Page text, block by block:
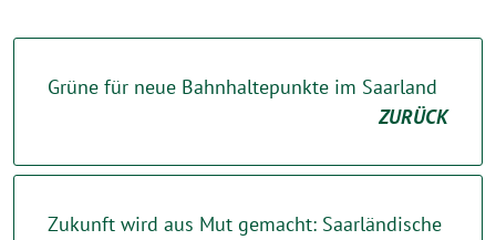
Grüne für neue Bahnhaltepunkte im Saarland
ZURÜCK
Zukunft wird aus Mut gemacht: Saarländische